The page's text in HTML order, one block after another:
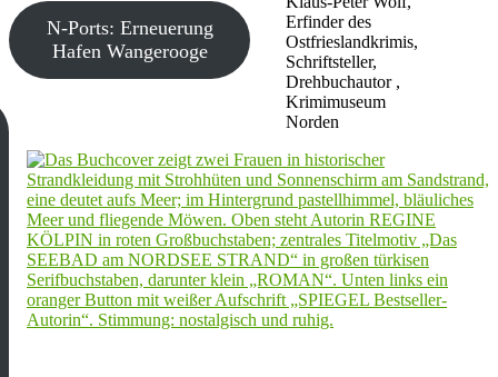
Erfinder des
Ostfrieslandkrimis,
Schriftsteller,
Drehbuchautor ,
Krimimuseum
Norden
N-Ports: Erneuerung
Hafen Wangerooge